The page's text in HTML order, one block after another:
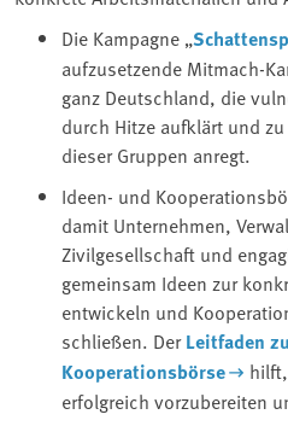
Die Kampagne „
aufzusetzende Mitmach-
ganz Deutschland, die
durch Hitze aufklärt und
dieser Gruppen anregt.
Ideen- und
damit Unternehmen,
Zivilgesellschaft und
gemeinsam Ideen zur
entwickeln und
schließen. DerLeitfaden
Kooperationsbörse
erfolgreich vorzubereiten